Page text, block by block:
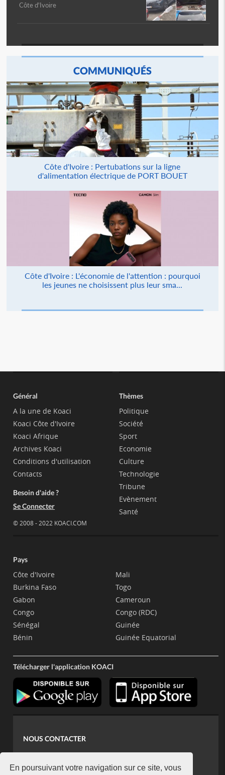
En poursuivant votre navigation sur ce site, vous
Côte d'Ivoire
COMMUNIQUÉS
Côte d'Ivoire : Pertubations sur la ligne
d'alimentation électrique de PORT BOUET
Côte d'Ivoire : L'économie de l'attention : pourquoi
les jeunes ne choisissent plus leur sma...
Général
A la une de Koaci
Koaci Côte d'Ivoire
Koaci Afrique
Archives Koaci
Conditions d'utilisation
Contacts
Besoin d'aide ?
Se Connecter
© 2008 - 2022 KOACI.COM
Thèmes
Politique
Société
Sport
Economie
Culture
Technologie
Tribune
Evènement
Santé
Pays
Côte d'Ivoire
Burkina Faso
Gabon
Congo
Sénégal
Bénin
Mali
Togo
Cameroun
Congo (RDC)
Guinée
Guinée Equatorial
Télécharger l'application KOACI
NOUS CONTACTER
koaci@yahoo.fr